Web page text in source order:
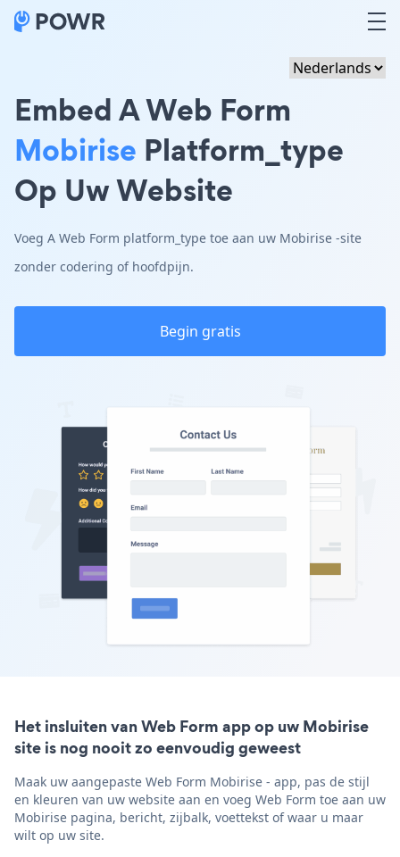
Embed A Web Form
Mobirise Platform_type
Op Uw Website
Voeg A Web Form platform_type toe aan uw Mobirise -site
zonder codering of hoofdpijn.
Begin gratis
Het insluiten van Web Form app op uw Mobirise
site is nog nooit zo eenvoudig geweest
Maak uw aangepaste Web Form Mobirise - app, pas de stijl
en kleuren van uw website aan en voeg Web Form toe aan uw
Mobirise pagina, bericht, zijbalk, voettekst of waar u maar
wilt op uw site.